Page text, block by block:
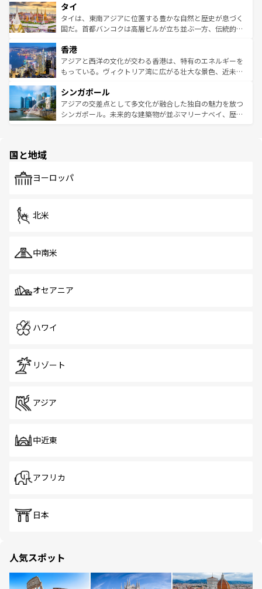
リティに包まれながら、韓国の多彩な魅力を心ゆくまで味
わってみてほしい。 なお、新着の韓国情報はコンテンツ一
覧を参照してほしい。
急速な発展と共に伝統が息づく。ハノイの古い町並みやホ
ーチミン市のフランス統治時代の建物も、独特の雰囲気を
醸し出している。また、バラエティの豊かさとおいしさで
とつ。フォーやバインミー、ベトナムコーヒーなどは、ぜ
ひ現地で味わいたい。どの地域を訪れてもあたたかい人々
が旅行者を迎えてくれるので、きっと忘れられない旅にな
参照してほしい。
タイ
タイは、東南アジアに位置する豊かな自然と歴史が息づく
国だ。首都バンコクは高層ビルが立ち並ぶ一方、伝統的な
の活気が交差している。北部ではチェンマイなどの山岳地
帯で自然と触れ合い、南部ではプーケットやクラビの美し
いビーチでリゾート気分を楽しむことができる。タイ料理
激する。気候は一年中温暖で、どの季節にも異なる楽しみ
が待っている。親しみやすいタイの人々、仏教を中心とし
た文化、そして多様な観光資源が、訪れる旅人を魅了し続
香港
アジアと西洋の文化が交わる香港は、特有のエネルギーを
もっている。ヴィクトリア湾に広がる壮大な景色、近未来
み、どこを訪れても感動するはず。観光スポットが密集し
ており、効率よく見どころを回れるのも魅力。息をのむよ
うな絶景から文化的な体験まで、香港を存分に楽しみ尽く
シンガポール
アジアの交差点として多文化が融合した独自の魅力を放つ
シンガポール。未来的な建築物が並ぶマリーナベイ、歴史
で、ホーカーズは地元の風情を楽しめる外せないスポット
国と地域
ヨーロッパ
北米
中南米
オセアニア
ハワイ
リゾート
アジア
中近東
アフリカ
日本
人気スポット